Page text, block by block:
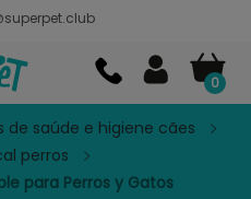
0
de saúde e higiene cães
perros
para Perros y Gatos
mascotas
Play